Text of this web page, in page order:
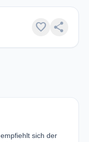
favorite share
sich der